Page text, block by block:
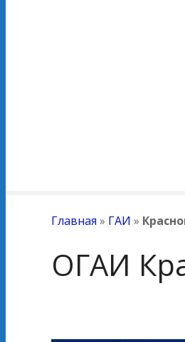
Главная » ГАИ »
ОГАИ